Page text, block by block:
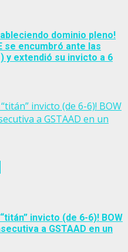
dominio pleno!
se encumbró ante las
y extendió su invicto a 6
invicto (de 6-6)! BOW
a GSTAAD en un
invicto (de 6-6)! BOW
a GSTAAD en un